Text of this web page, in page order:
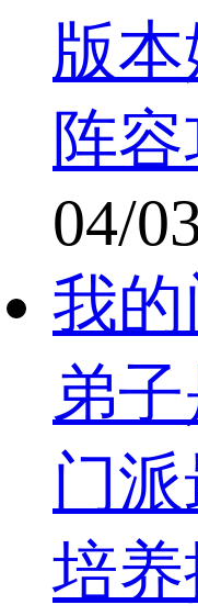
版
阵
04/
我
弟
门
培养